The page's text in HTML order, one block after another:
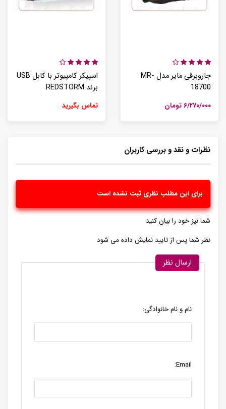
اسپیکر کامپیوتر با کابل USB
برند REDSTORM
تماس بگیرید
جاروبرقی مایر مدل MR-
18700
۶/۲۷۰/۰۰۰ تومان
نظرات و نقد و بررسی کاربران
برای این مطلب نظری ثبت نشده است
شما نیز خود را بیان کنید
نظر شما پس از تایید نمایش داده می شود
ارسال نظر
نام و نام خانوادگی:
Email: